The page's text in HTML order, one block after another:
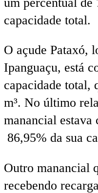
capacidade total.
O açude Pataxó,
Ipanguaçu, está
capacidade total,
m³. No último
manancial estava
86,95% da sua
Outro manancial
recebendo